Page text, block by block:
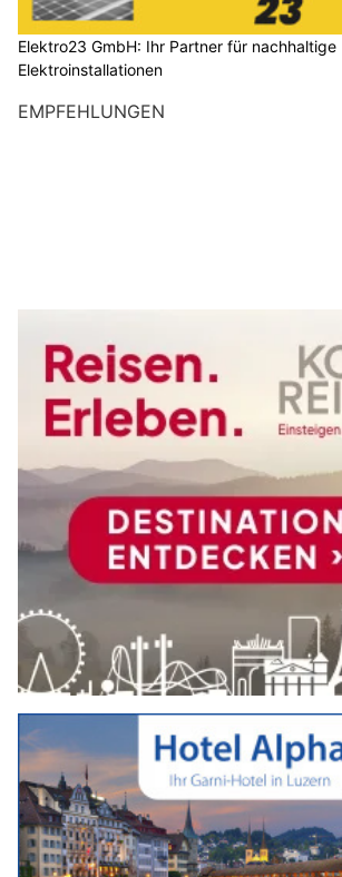
Elektro23 GmbH: Ihr Partner für nachhaltige
Elektroinstallationen
EMPFEHLUNGEN